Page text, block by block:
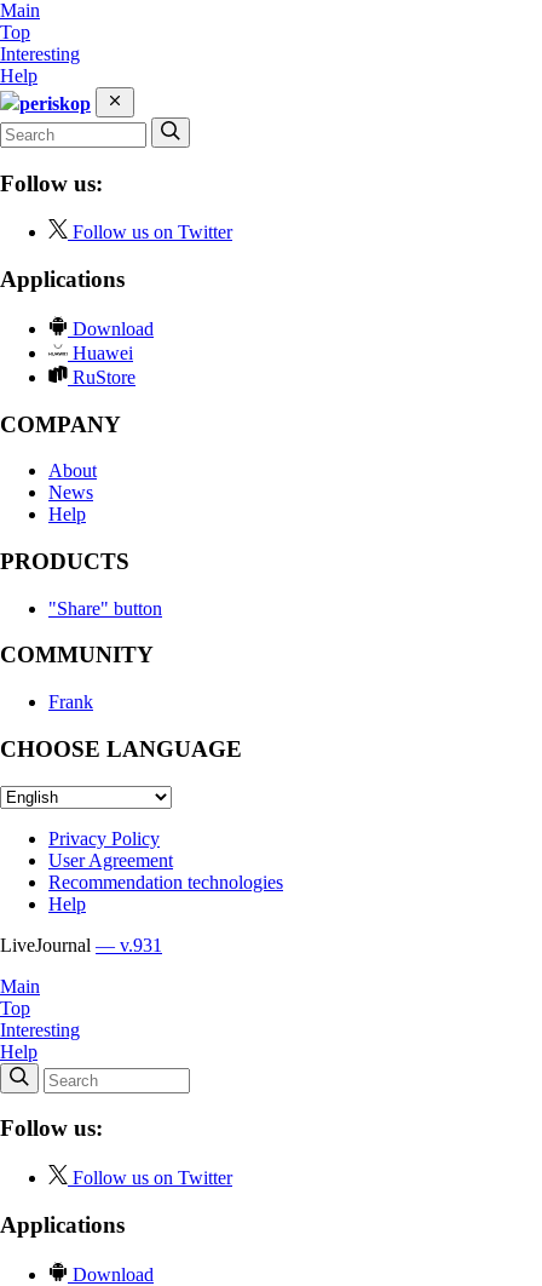
Main
Top
Interesting
Help
periskop
Follow us:
Follow us on Twitter
Applications
Download
Huawei
RuStore
COMPANY
About
News
Help
PRODUCTS
"Share" button
COMMUNITY
Frank
CHOOSE LANGUAGE
Privacy Policy
User Agreement
Recommendation technologies
Help
LiveJournal — v.931
Main
Top
Interesting
Help
Follow us:
Follow us on Twitter
Applications
Download